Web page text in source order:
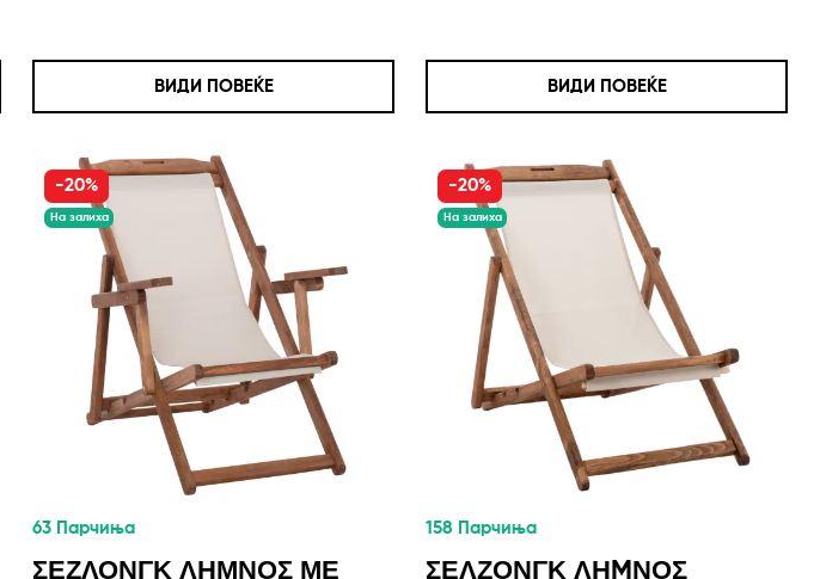
ВИДИ ПОВЕЌЕ ВИДИ ПОВЕЌЕ
-20%
На залиха
63 Парчиња
ΣΕΖΛΟΝΓΚ ΛΗΜΝΟΣ ΜΕ
-20%
На залиха
158 Парчиња
ΣΕΛΖΟΝΓΚ ΛΗМΝΟΣ